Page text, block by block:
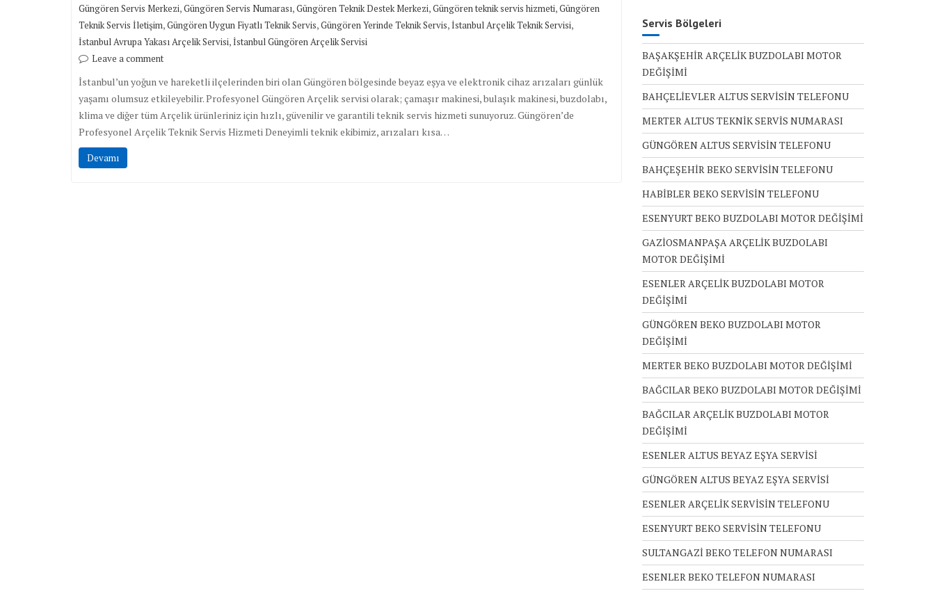
Güngören Servis Merkezi,Güngören Servis Numarası,Güngören Teknik Destek Merkezi,Güngören teknik servis hizmeti,Güngören
Teknik Servis İletişim,Güngören Uygun Fiyatlı Teknik Servis,Güngören Yerinde Teknik Servis,İstanbul Arçelik Teknik Servisi,
İstanbul Avrupa Yakası Arçelik Servisi,İstanbul Güngören Arçelik Servisi
Leave a comment
İstanbul’un yoğun ve hareketli ilçelerinden biri olan Güngören bölgesinde beyaz eşya ve elektronik cihaz arızaları günlük
yaşamı olumsuz etkileyebilir. Profesyonel Güngören Arçelik servisi olarak; çamaşır makinesi, bulaşık makinesi, buzdolabı,
klima ve diğer tüm Arçelik ürünleriniz için hızlı, güvenilir ve garantili teknik servis hizmeti sunuyoruz. Güngören’de
Profesyonel Arçelik Teknik Servis Hizmeti Deneyimli teknik ekibimiz, arızaları kısa…
Devamı
Servis Bölgeleri
BAŞAKŞEHİR ARÇELİK BUZDOLABI MOTOR
DEĞİŞİMİ
BAHÇELİEVLER ALTUS SERVİSİN TELEFONU
MERTER ALTUS TEKNİK SERVİS NUMARASI
GÜNGÖREN ALTUS SERVİSİN TELEFONU
BAHÇEŞEHİR BEKO SERVİSİN TELEFONU
HABİBLER BEKO SERVİSİN TELEFONU
ESENYURT BEKO BUZDOLABI MOTOR DEĞİŞİMİ
GAZİOSMANPAŞA ARÇELİK BUZDOLABI
MOTOR DEĞİŞİMİ
ESENLER ARÇELİK BUZDOLABI MOTOR
DEĞİŞİMİ
GÜNGÖREN BEKO BUZDOLABI MOTOR
DEĞİŞİMİ
MERTER BEKO BUZDOLABI MOTOR DEĞİŞİMİ
BAĞCILAR BEKO BUZDOLABI MOTOR DEĞİŞİMİ
BAĞCILAR ARÇELİK BUZDOLABI MOTOR
DEĞİŞİMİ
ESENLER ALTUS BEYAZ EŞYA SERVİSİ
GÜNGÖREN ALTUS BEYAZ EŞYA SERVİSİ
ESENLER ARÇELİK SERVİSİN TELEFONU
ESENYURT BEKO SERVİSİN TELEFONU
SULTANGAZİ BEKO TELEFON NUMARASI
ESENLER BEKO TELEFON NUMARASI